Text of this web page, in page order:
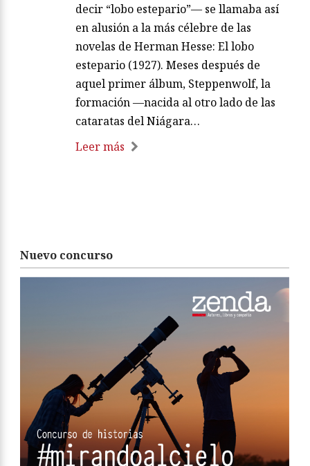
decir “lobo estepario”— se llamaba así
en alusión a la más célebre de las
novelas de Herman Hesse: El lobo
estepario (1927). Meses después de
aquel primer álbum, Steppenwolf, la
formación —nacida al otro lado de las
cataratas del Niágara…
Leer más
Nuevo concurso